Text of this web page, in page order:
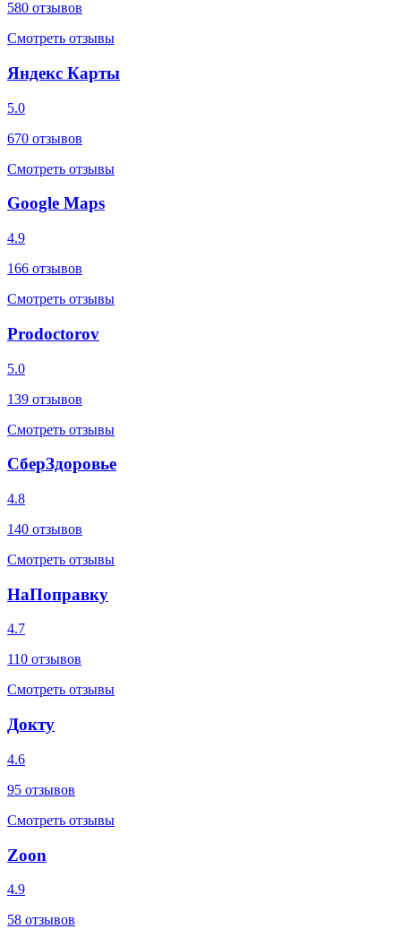
580 отзывов
Смотреть отзывы
Яндекс Карты
5.0
670 отзывов
Смотреть отзывы
Google Maps
4.9
166 отзывов
Смотреть отзывы
Prodoctorov
5.0
139 отзывов
Смотреть отзывы
СберЗдоровье
4.8
140 отзывов
Смотреть отзывы
НаПоправку
4.7
110 отзывов
Смотреть отзывы
Докту
4.6
95 отзывов
Смотреть отзывы
Zoon
4.9
58 отзывов